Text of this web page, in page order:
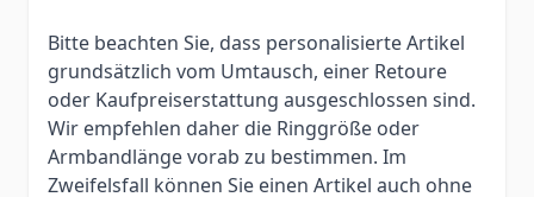
Bitte beachten Sie, dass personalisierte Artikel
grundsätzlich vom Umtausch, einer Retoure
oder Kaufpreiserstattung ausgeschlossen sind.
Wir empfehlen daher die Ringgröße oder
Armbandlänge vorab zu bestimmen. Im
Zweifelsfall können Sie einen Artikel auch ohne